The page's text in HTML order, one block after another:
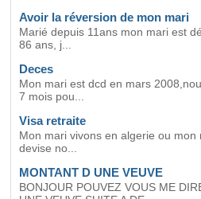
Avoir la réversion de mon mari
Marié depuis 11ans mon mari est
86 ans, j...
Deces
Mon mari est dcd en mars
7 mois pou...
Visa retraite
Mon mari vivons en algerie ou
devise no...
MONTANT D UNE VEUVE
BONJOUR POUVEZ VOUS ME